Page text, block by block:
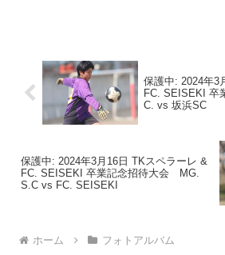
保護中: 2024年3
FC. SEISEKI 卒
C. vs 坂浜SC
保護中: 2024年3月16日 TKスペラーレ &
FC. SEISEKI 卒業記念招待大会 MG.
S.C vs FC. SEISEKI
ホーム フォトアルバム